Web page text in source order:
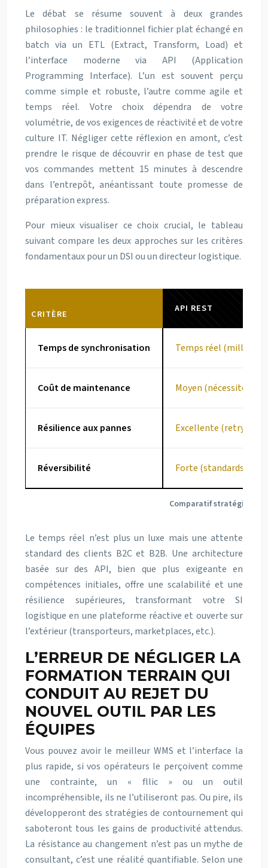
Le débat se résume souvent à deux grandes
philosophies : le traditionnel fichier plat échangé en
batch via un ETL (Extract, Transform, Load) et
l’interface moderne via API (Application
Programming Interface). L’un est souvent perçu
comme simple et robuste, l’autre comme agile et
temps réel. Votre choix dépendra de votre
volumétrie, de vos exigences de réactivité et de votre
culture IT. Négliger cette réflexion en amont, c’est
prendre le risque de découvrir en phase de test que
vos commandes mettent 15 minutes à descendre
dans l’entrepôt, anéantissant toute promesse de
préparation express.
Pour mieux visualiser ce choix crucial, le tableau
suivant compare les deux approches sur les critères
fondamentaux pour un DSI ou un directeur logistique.
Comparatif stratégique :
CRITÈRE API REST
Temps de synchronisation Temps réel
Coût de maintenance Moyen (nécessite
Résilience aux pannes Excellente (retry
Réversibilité Forte (standards
Le temps réel n’est plus un luxe mais une attente
standard des clients B2C et B2B. Une architecture
basée sur des API, bien que plus exigeante en
compétences initiales, offre une scalabilité et une
résilience supérieures, transformant votre SI
logistique en une plateforme réactive et ouverte sur
l’extérieur (transporteurs, marketplaces, etc.).
L’ERREUR DE NÉGLIGER LA
FORMATION TERRAIN QUI
CONDUIT AU REJET DU
NOUVEL OUTIL PAR LES
ÉQUIPES
Vous pouvez avoir le meilleur WMS et l’interface la
plus rapide, si vos opérateurs le perçoivent comme
une contrainte, un « fllic » ou un outil
incompréhensible, ils ne l’utiliseront pas. Ou pire, ils
développeront des stratégies de contournement qui
saboteront tous les gains de productivité attendus.
La résistance au changement n’est pas un mythe de
consultant, c’est une réalité quantifiable. Selon une